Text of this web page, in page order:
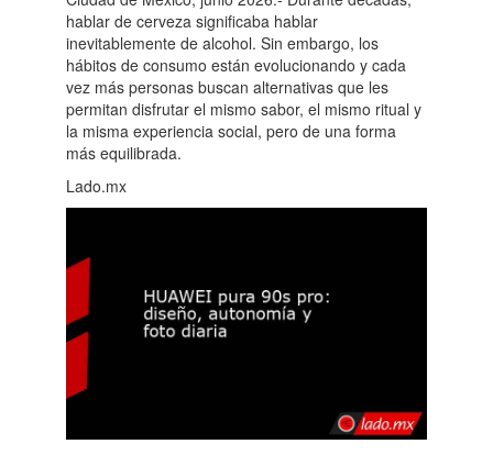
hablar de cerveza significaba hablar
inevitablemente de alcohol. Sin embargo, los
hábitos de consumo están evolucionando y cada
vez más personas buscan alternativas que les
permitan disfrutar el mismo sabor, el mismo ritual y
la misma experiencia social, pero de una forma
más equilibrada.
Lado.mx